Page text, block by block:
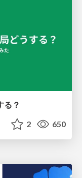
る？
2 650